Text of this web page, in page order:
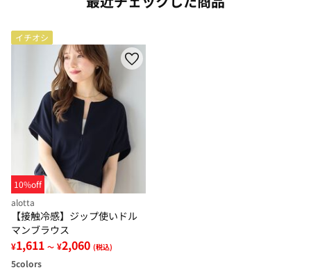
イチオシ
10%off
alotta
【接触冷感】ジップ使いドル
マンブラウス
¥1,611 ～ ¥2,060 (税込)
5colors